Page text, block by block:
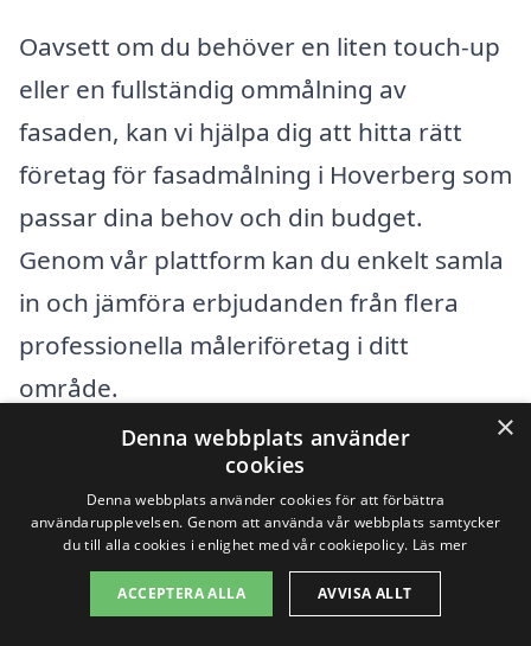
Oavsett om du behöver en liten touch-up
eller en fullständig ommålning av
fasaden, kan vi hjälpa dig att hitta rätt
företag för fasadmålning i Hoverberg som
passar dina behov och din budget.
Genom vår plattform kan du enkelt samla
in och jämföra erbjudanden från flera
professionella måleriföretag i ditt
område.
Få 3 erbjudanden, gratis och utan
förpliktelser
×
Denna webbplats använder
cookies
Denna webbplats använder cookies för att förbättra
användarupplevelsen. Genom att använda vår webbplats samtycker
du till alla cookies i enlighet med vår cookiepolicy. Läs mer
ACCEPTERA ALLA AVVISA ALLT